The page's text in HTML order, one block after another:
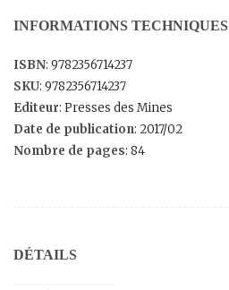
INFORMATIONS TECHNIQUES
ISBN: 9782356714237
SKU: 9782356714237
Editeur: Presses des Mines
Date de publication: 2017/02
Nombre de pages: 84
DÉTAILS